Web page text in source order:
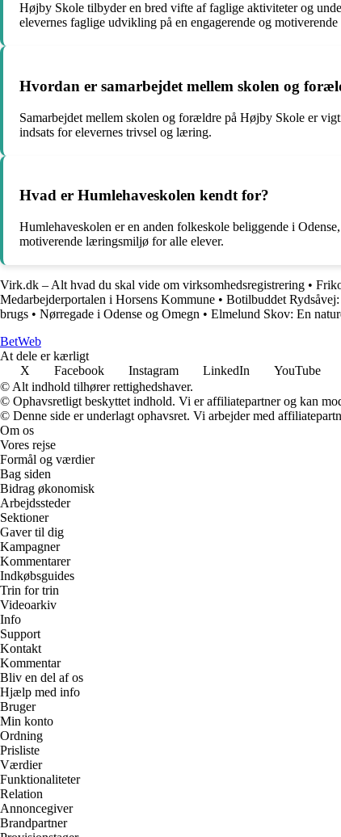
Højby Skole tilbyder en bred vifte af faglige aktiviteter og
elevernes faglige udvikling på en engagerende og motiverende
Hvordan er samarbejdet mellem skolen og
Samarbejdet mellem skolen og forældre på Højby Skole er
indsats for elevernes trivsel og læring.
Hvad er Humlehaveskolen kendt for?
Humlehaveskolen er en anden folkeskole beliggende i
motiverende læringsmiljø for alle elever.
Virk.dk – Alt hvad du skal vide om virksomhedsregistrering •
Medarbejderportalen i Horsens Kommune • Botilbuddet
brugs • Nørregade i Odense og Omegn • Elmelund Skov: En
BetWeb
At dele er kærligt
X
Facebook Instagram LinkedIn YouTube
© Alt indhold tilhører rettighedshaver.
© Ophavsretligt beskyttet indhold. Vi er affiliatepartner og kan
© Denne side er underlagt ophavsret. Vi arbejder med
Om os
Vores rejse
Formål og værdier
Bag siden
Bidrag økonomisk
Arbejdssteder
Sektioner
Gaver til dig
Kampagner
Kommentarer
Indkøbsguides
Trin for trin
Videoarkiv
Info
Support
Kontakt
Kommentar
Bliv en del af os
Hjælp med info
Bruger
Min konto
Ordning
Prisliste
Værdier
Funktionaliteter
Relation
Annoncegiver
Brandpartner